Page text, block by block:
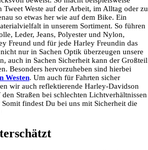
Tweet Weste auf der Arbeit, im Alltag oder zu
so etwas her wie auf dem Bike. Ein
in unserem Sortiment. So führen
Leder, Jeans, Polyester und Nylon,
Freund und für jede Harley Freundin das
nur in Sachen Optik überzeugen unsere
auch in Sachen Sicherheit kann der Großteil
Besonders hervorzuheben sind hierbei
Westen. Um auch für Fahrten sicher
wir auch reflektierende Harley-Davidson
Straßen bei schlechten Lichtverhältnissen
findest Du bei uns mit Sicherheit die